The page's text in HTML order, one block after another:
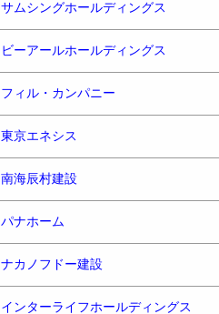
サムシングホールディングス
ビーアールホールディングス
フィル・カンパニー
東京エネシス
南海辰村建設
パナホーム
ナカノフドー建設
インターライフホールディングス